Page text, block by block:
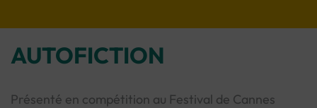
AUTOFICTION
Présenté en compétition au Festival de Cannes